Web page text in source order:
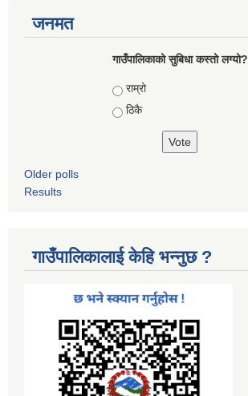
जनमत
गाउँपालिकाको सुबिधा कस्तो लग्यो?
Choices
राम्रो
ठिकै
Older polls
Results
गाउँपालिकालाई केहि भन्नुछ ?